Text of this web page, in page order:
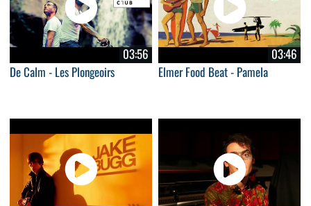
03:56
De Calm - Les Plongeoirs
03:46
Elmer Food Beat - Pamela